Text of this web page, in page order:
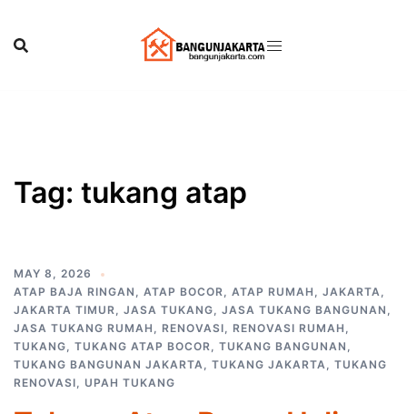
content
Tag: tukang atap
MAY 8, 2026
ATAP BAJA RINGAN , ATAP BOCOR, ATAP RUMAH , JAKARTA,
JAKARTA TIMUR, JASA TUKANG, JASA TUKANG BANGUNAN ,
JASA TUKANG RUMAH , RENOVASI, RENOVASI RUMAH ,
TUKANG, TUKANG ATAP BOCOR, TUKANG BANGUNAN ,
TUKANG BANGUNAN JAKARTA, TUKANG JAKARTA, TUKANG
RENOVASI, UPAH TUKANG